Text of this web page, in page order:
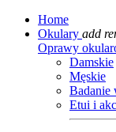
Home
Okulary add
Oprawy
Damskie
Męskie
Badanie
Etui i